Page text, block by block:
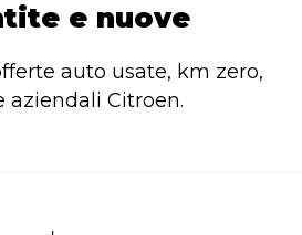
e nuove
auto usate, km zero,
aziendali Citroen.